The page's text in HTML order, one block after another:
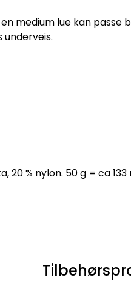
medium lue kan
20 % nylon. 50 g = ca 133